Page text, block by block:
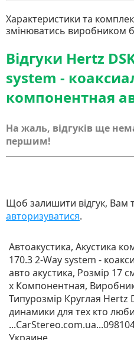
Характеристики та
змінюватись виробником
Відгуки Hertz
system -
компонентная
На жаль, відгуків ще
першим!
Щоб залишити відгук, Вам
авторизуватися.
Автоакустика, Акустика
170.3 2-Way system -
авто акустика, Розмір 17
х Компонентная,
Типурозмір Круглая Hertz
динамики для тех кто